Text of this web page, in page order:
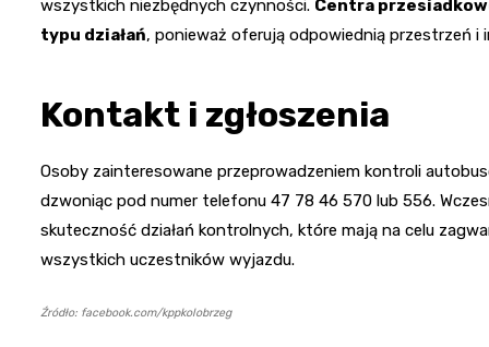
wszystkich niezbędnych czynności. Centra
typu działań, ponieważ oferują odpowiednią przestrzeń
Kontakt i zgłoszenia
Osoby zainteresowane przeprowadzeniem kontroli
dzwoniąc pod numer telefonu 47 78 46 570 lub 556.
skuteczność działań kontrolnych, które mają na celu
wszystkich uczestników wyjazdu.
Źródło: facebook.com/kppkolobrzeg